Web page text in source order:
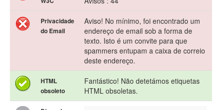
Privacidade
do Email
Aviso! No mínimo, foi encontrado um
endereço de email sob a forma de
texto. Isto é um convite para que
spammers entupam a caixa de correio
deste endereço.
HTML
obsoleto
Fantástico! Não detetámos etiquetas
HTML obsoletas.